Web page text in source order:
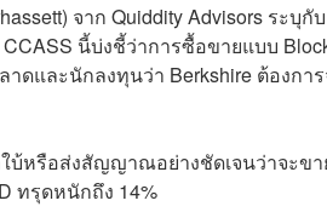
จาก Quiddity Advisors ระบุ
นี้บ่งชี้ว่าการซื้อขายแบบ
ดและนักลงทุนว่า Berkshire ต้องกา
บ้หรือส่งสัญญาณอย่างชัดเจนว่าจะข
ทรุดหนักถึง 14%